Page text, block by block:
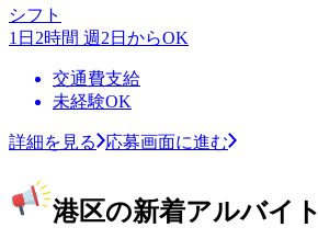
シフト
1日2時間 週2日からOK
交通費支給
未経験OK
詳細を見る 応募画面に進む
港区の新着アルバイト